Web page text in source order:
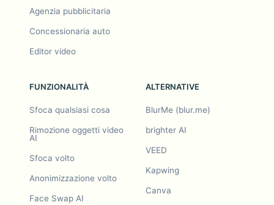
Agenzia pubblicitaria
Concessionaria auto
Editor video
FUNZIONALITÀ
Sfoca qualsiasi cosa
Rimozione oggetti video
AI
Sfoca volto
Anonimizzazione volto
Face Swap AI
ALTERNATIVE
BlurMe (blur.me)
brighter AI
VEED
Kapwing
Canva